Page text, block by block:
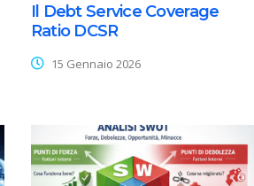
Il Debt Service Coverage
Ratio DCSR
15 Gennaio 2026